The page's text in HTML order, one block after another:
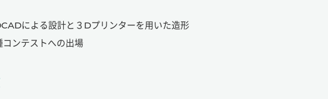
による設計と３Dプリンターを用いた造形
コンテストへの出場